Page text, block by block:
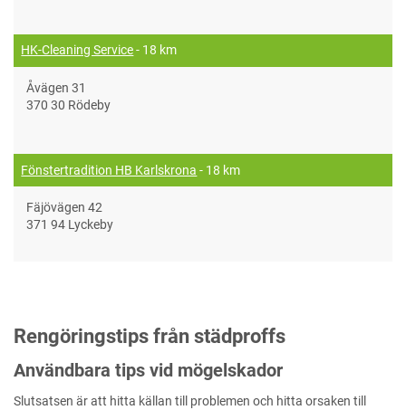
HK-Cleaning Service- 18 km
Åvägen 31
370 30 Rödeby
Fönstertradition HB Karlskrona - 18 km
Fäjövägen 42
371 94 Lyckeby
Rengöringstips från städproffs
Användbara tips vid mögelskador
Slutsatsen är att hitta källan till problemen och hitta orsaken till